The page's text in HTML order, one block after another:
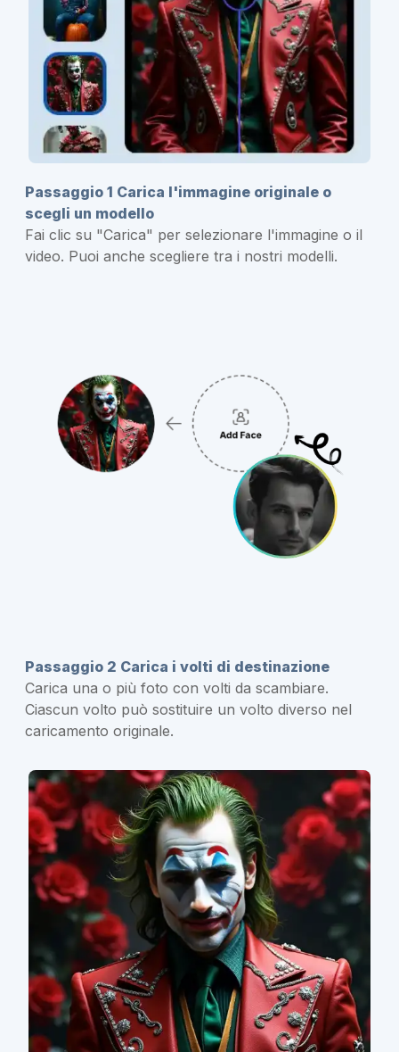
Passaggio 1 Carica l'immagine originale o
scegli un modello
Fai clic su "Carica" ​​per selezionare l'immagine o il
video. Puoi anche scegliere tra i nostri modelli.
Passaggio 2 Carica i volti di destinazione
Carica una o più foto con volti da scambiare.
Ciascun volto può sostituire un volto diverso nel
caricamento originale.